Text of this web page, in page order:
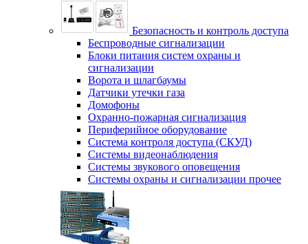
Безопасность и контроль доступа
Беспроводные сигнализации
Блоки питания систем охраны и
сигнализации
Ворота и шлагбаумы
Датчики утечки газа
Домофоны
Охранно-пожарная сигнализация
Периферийное оборудование
Система контроля доступа (СКУД)
Системы видеонаблюдения
Системы звукового оповещения
Системы охраны и сигнализации прочее